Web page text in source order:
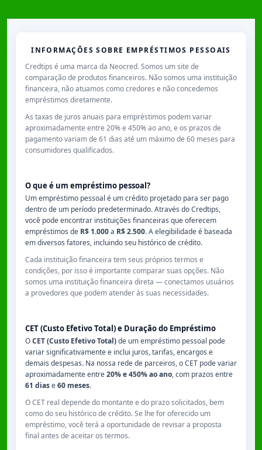
INFORMAÇÕES SOBRE EMPRÉSTIMOS PESSOAIS
Credtips é uma marca da Neocred. Somos um site de
comparação de produtos financeiros. Não somos uma instituição
financeira, não atuamos como credores e não concedemos
empréstimos diretamente.
As taxas de juros anuais para empréstimos podem variar
aproximadamente entre 20% e 450% ao ano, e os prazos de
pagamento variam de 61 dias até um máximo de 60 meses para
consumidores qualificados.
O que é um empréstimo pessoal?
Um empréstimo pessoal é um crédito projetado para ser pago
dentro de um período predeterminado. Através do Credtips,
você pode encontrar instituições financeiras que oferecem
empréstimos de R$ 1.000a R$ 2.500. A elegibilidade é baseada
em diversos fatores, incluindo seu histórico de crédito.
Cada instituição financeira tem seus próprios termos e
condições, por isso é importante comparar suas opções. Não
somos uma instituição financeira direta — conectamos usuários
a provedores que podem atender às suas necessidades.
CET (Custo Efetivo Total) e Duração do Empréstimo
OCET (Custo Efetivo Total)de um empréstimo pessoal pode
variar significativamente e inclui juros, tarifas, encargos e
demais despesas. Na nossa rede de parceiros, o CET pode variar
aproximadamente entre20% e 450% ao ano, com prazos entre
61 diase60 meses.
O CET real depende do montante e do prazo solicitados, bem
como do seu histórico de crédito. Se lhe for oferecido um
empréstimo, você terá a oportunidade de revisar a proposta
final antes de aceitar os termos.